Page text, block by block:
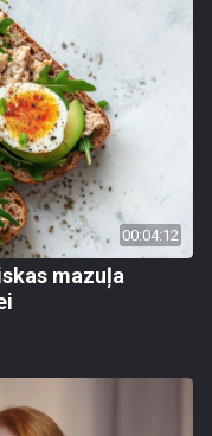
00:04:12
mazuļa